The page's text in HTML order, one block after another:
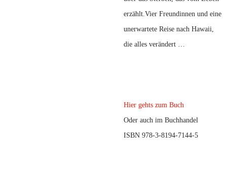
erzählt.Vier Freundinnen und eine
unerwartete Reise nach Hawaii,
die alles verändert …
Hier gehts zum Buch
Oder auch im Buchhandel
ISBN 978-3-8194-7144-5